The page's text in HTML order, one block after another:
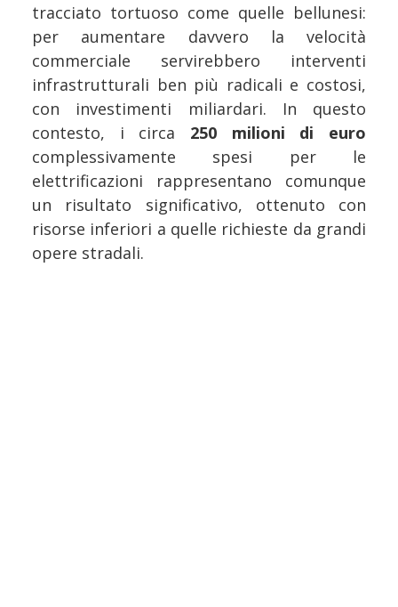
tracciato tortuoso come quelle bellunesi:
per aumentare davvero la velocità
commerciale servirebbero interventi
infrastrutturali ben più radicali e costosi,
con investimenti miliardari. In questo
contesto, i circa 250 milioni di euro
complessivamente spesi per le
elettrificazioni rappresentano comunque
un risultato significativo, ottenuto con
risorse inferiori a quelle richieste da grandi
opere stradali.